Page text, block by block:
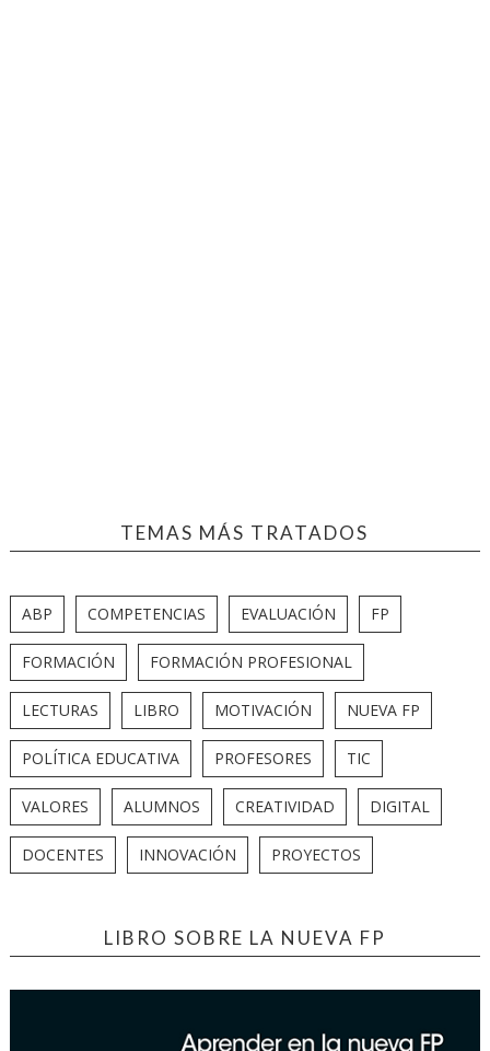
TEMAS MÁS TRATADOS
ABP COMPETENCIAS EVALUACIÓN FP
FORMACIÓN FORMACIÓN PROFESIONAL
LECTURAS LIBRO MOTIVACIÓN NUEVA FP
POLÍTICA EDUCATIVA PROFESORES TIC
VALORES ALUMNOS CREATIVIDAD DIGITAL
DOCENTES INNOVACIÓN PROYECTOS
LIBRO SOBRE LA NUEVA FP